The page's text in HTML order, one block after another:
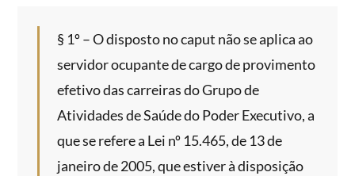
§ 1º – O disposto no caput não se aplica ao
servidor ocupante de cargo de provimento
efetivo das carreiras do Grupo de
Atividades de Saúde do Poder Executivo, a
que se refere a Lei nº 15.465, de 13 de
janeiro de 2005, que estiver à disposição